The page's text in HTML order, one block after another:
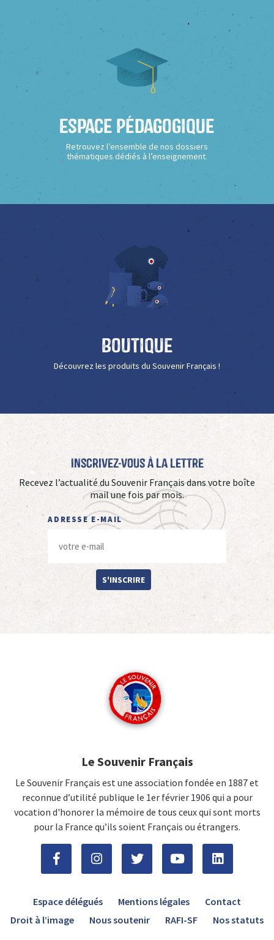
Espace Pédagogique
Retrouvez l’ensemble de nos dossiers
thématiques dédiés à l’enseignement.
Boutique
Découvrez les produits du Souvenir Français !
Inscrivez-vous à La Lettre
Recevez l’actualité du Souvenir Français dans votre boîte
mail une fois par mois.
ADRESSE E-MAIL
S'INSCRIRE
Le Souvenir Français
Le Souvenir Français est une association fondée en 1887 et
reconnue d’utilité publique le 1er février 1906 qui a pour
vocation d'honorer la mémoire de tous ceux qui sont morts
pour la France qu’ils soient Français ou étrangers.
Espace délégués Mentions légales
Contact
Droit à l’image
Nous soutenir RAFI-SF Nos statuts